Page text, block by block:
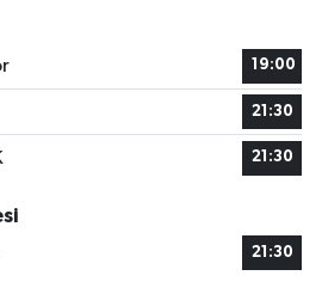
19:00
21:30
21:30
21:30